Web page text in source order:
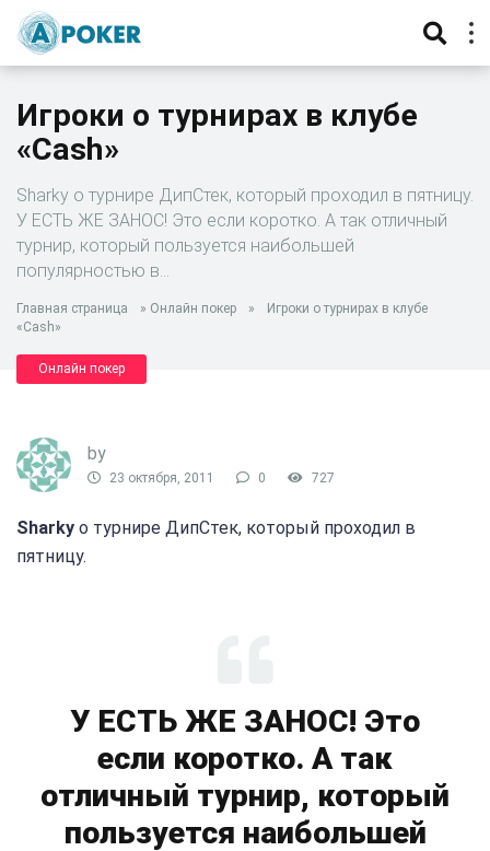
Игроки о турнирах в клубе
«Cash»
Sharky о турнире ДипСтек, который проходил в пятницу.
У ЕСТЬ ЖЕ ЗАНОС! Это если коротко. А так отличный
турнир, который пользуется наибольшей
популярностью в…
Главная страница » Онлайн покер »
Игроки о турнирах в клубе
«Cash»
Онлайн покер
by
23 октября, 2011 0 727
Sharky о турнире ДипСтек, который проходил в
пятницу.
У ЕСТЬ ЖЕ ЗАНОС! Это
если коротко. А так
отличный турнир, который
пользуется наибольшей